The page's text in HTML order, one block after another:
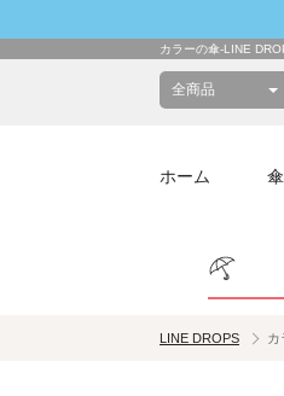
カラーの傘-LINE
ホーム
LINE DROPS カ